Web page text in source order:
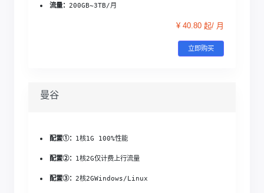
流量：200GB~3TB/月
¥ 40.80 起/ 月
立即购买
曼谷
配置①： 1核1G 100%性能
配置②： 1核2G仅计费上行流量
配置③：2核2GWindows/Linux